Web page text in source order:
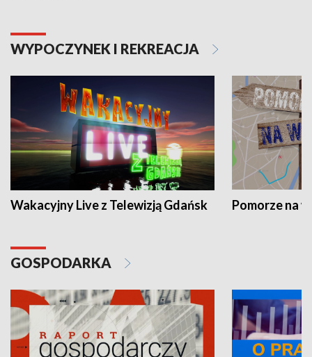
WYPOCZYNEK I REKREACJA
Wakacyjny Live z Telewizją Gdańsk Pomorze na
GOSPODARKA